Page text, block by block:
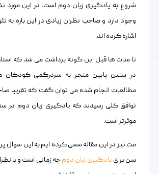
شروع به یادگیری زبان دوم است. در این مورد
وجود دارد و صاحب نظران زیادی در این باره به
اشاره کرده اند.
تا مدت ها قبل این گونه برداشت می شد که
در سنین پایین منجر به سردرگمی
مطالعات انجام شده می توان گفت که تقریبا
توافق کلی رسیدند که یادگیری زبان دوم در
موثرتر است.
مت نیز در این مقاله سعی کرده ایم به این سوال
سن برای یادگیری زبان دومچه زمانی است و با